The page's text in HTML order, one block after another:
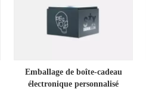
Emballage de boîte-cadeau
électronique personnalisé